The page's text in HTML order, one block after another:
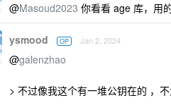
@Masoud2023 你看看 age 库，用
ysmood OP Jan 2, 2024
@galenzhao
> 不过像我这个有一堆公钥在的 ，